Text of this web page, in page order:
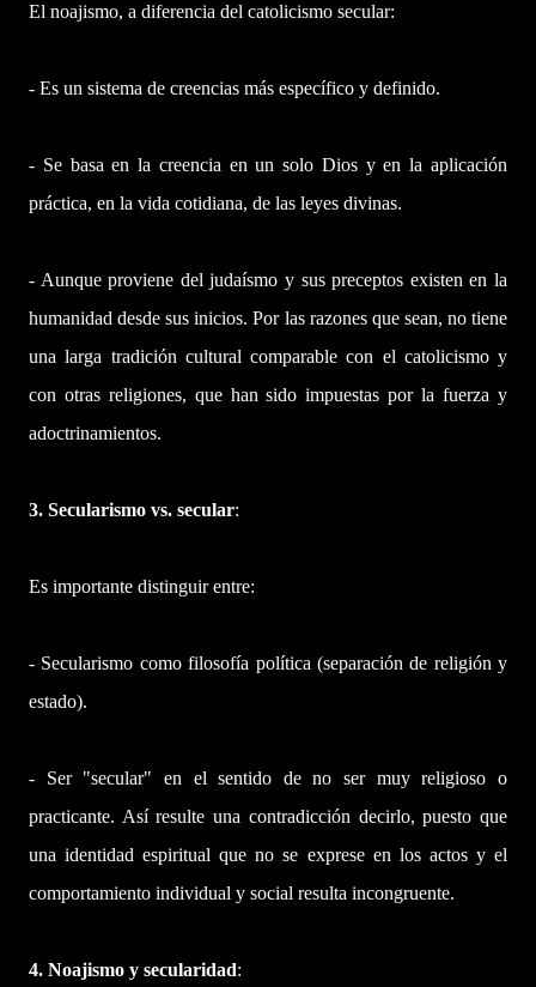
El noajismo, a diferencia del catolicismo secular:
- Es un sistema de creencias más específico y definido.
- Se basa en la creencia en un solo Dios y en la aplicación
práctica, en la vida cotidiana, de las leyes divinas.
- Aunque proviene del judaísmo y sus preceptos existen en la
humanidad desde sus inicios. Por las razones que sean, no tiene
una larga tradición cultural comparable con el catolicismo y
con otras religiones, que han sido impuestas por la fuerza y
adoctrinamientos.
3. Secularismo vs. secular:
Es importante distinguir entre:
- Secularismo como filosofía política (separación de religión y
estado).
- Ser "secular" en el sentido de no ser muy religioso o
practicante. Así resulte una contradicción decirlo, puesto que
una identidad espiritual que no se exprese en los actos y el
comportamiento individual y social resulta incongruente.
4. Noajismo y secularidad: